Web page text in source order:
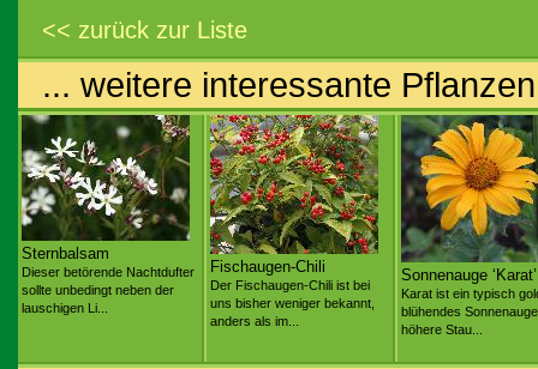
<< zurück zur Liste
... weitere interessante Pflanzen
Sternbalsam
Dieser betörende Nachtdufter
sollte unbedingt neben der
lauschigen Li...
Fischaugen-Chili
Der Fischaugen-Chili ist bei
uns bisher weniger bekannt,
anders als im...
Sonnenauge ‘Karat’
Karat ist ein typisch
blühendes
höhere Stau...